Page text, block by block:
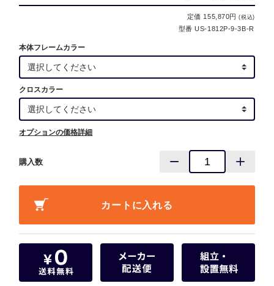
定価 155,870円(税込)
型番 US-1812P-9-3B-R
本体フレームカラー
クロスカラー
オプションの価格詳細
購入数